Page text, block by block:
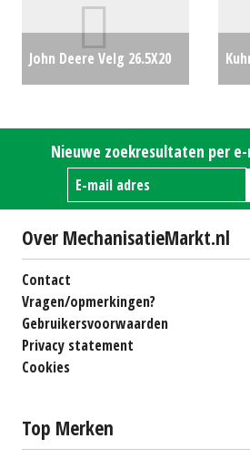
John Deere Velg 26.5X20
Nieuwe zoekresultaten per
Over MechanisatieMarkt.nl
Contact
Vragen/opmerkingen?
Gebruikersvoorwaarden
Privacy statement
Cookies
Top Merken